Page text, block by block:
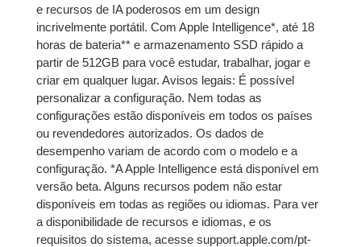
sem juros
4x deR$2.002,21
com juros
R$ 8.008,84
5x deR$1.606,55
com juros
R$8.032,75
6x deR$1.346,76
com juros
R$8.080,56
7x deR$1.165,75
com juros
R$8.160,25
e recursos de IA poderosos em um design
incrivelmente portátil. Com Apple Intelligence*, até 18
horas de bateria** e armazenamento SSD rápido a
partir de 512GB para você estudar, trabalhar, jogar e
criar em qualquer lugar. Avisos legais: É possível
personalizar a configuração. Nem todas as
configurações estão disponíveis em todos os países
ou revendedores autorizados. Os dados de
desempenho variam de acordo com o modelo e a
configuração. *A Apple Intelligence está disponível em
versão beta. Alguns recursos podem não estar
disponíveis em todas as regiões ou idiomas. Para ver
a disponibilidade de recursos e idiomas, e os
requisitos do sistema, acesse support.apple.com/pt-